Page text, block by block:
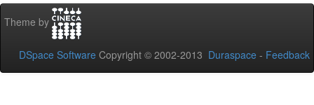
Theme by
DSpace Software Copyright © 2002-2013 Duraspace - Feedback